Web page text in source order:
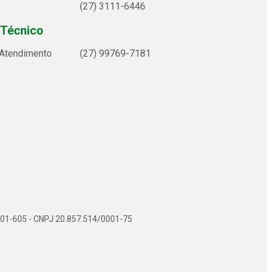
(27) 3111-6446
(27) 99769-7181
605 - CNPJ 20.857.514/0001-75